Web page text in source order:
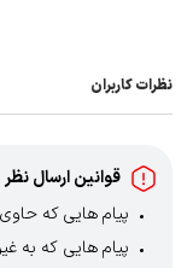
نظرات کاربران
قوانین ارسال نظر
پیام هایی که
پیام هایی که به